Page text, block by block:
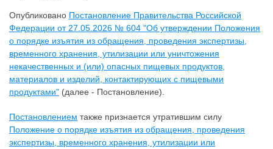
Опубликовано Постановление Правительства Российской
Федерации от 27.05.2026 № 604 "Об утверждении Положения
о порядке изъятия из обращения, проведения экспертизы,
временного хранения, утилизации или уничтожения
некачественных и (или) опасных пищевых продуктов,
материалов и изделий, контактирующих с пищевыми
продуктами" (далее - Постановление).
Постановлением также признается утратившим силу
Положение о порядке изъятия из обращения, проведения
экспертизы, временного хранения, утилизации или